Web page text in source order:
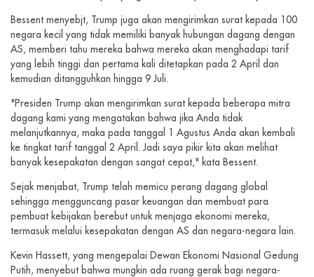
Bessent menyebjt, Trump juga akan mengirimkan surat kepada 100
negara kecil yang tidak memiliki banyak hubungan dagang dengan
AS, memberi tahu mereka bahwa mereka akan menghadapi tarif
yang lebih tinggi dan pertama kali ditetapkan pada 2 April dan
kemudian ditangguhkan hingga 9 Juli.
"Presiden Trump akan mengirimkan surat kepada beberapa mitra
dagang kami yang mengatakan bahwa jika Anda tidak
melanjutkannya, maka pada tanggal 1 Agustus Anda akan kembali
ke tingkat tarif tanggal 2 April. Jadi saya pikir kita akan melihat
banyak kesepakatan dengan sangat cepat," kata Bessent.
Sejak menjabat, Trump telah memicu perang dagang global
sehingga mengguncang pasar keuangan dan membuat para
pembuat kebijakan berebut untuk menjaga ekonomi mereka,
termasuk melalui kesepakatan dengan AS dan negara-negara lain.
Kevin Hassett, yang mengepalai Dewan Ekonomi Nasional Gedung
Putih, menyebut bahwa mungkin ada ruang gerak bagi negara-